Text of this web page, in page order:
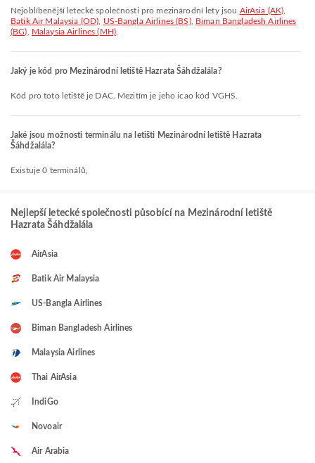
Nejoblíbenější letecké společnosti pro mezinárodní lety jsou AirAsia (AK)
Batik Air Malaysia (OD)
US-Bangla Airlines (BS), Biman Bangladesh Airlines
(BG)
Malaysia Airlines (MH).
Jaký je kód pro Mezinárodní letiště Hazrata Šáhdžalála?
Kód pro toto letiště je DAC. Mezitím je jeho icao kód VGHS.
Jaké jsou možnosti terminálu na letišti Mezinárodní letiště Hazrata
Šáhdžalála?
Existuje 0 terminálů,
Nejlepší letecké společnosti působící na Mezinárodní letiště
Hazrata Šáhdžalála
AirAsia
Batik Air Malaysia
US-Bangla Airlines
Biman Bangladesh Airlines
Malaysia Airlines
Thai AirAsia
IndiGo
Novoair
Air Arabia